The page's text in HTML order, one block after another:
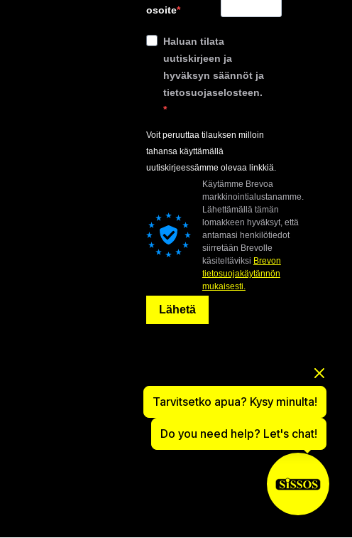
Tarvitsetko apua? Kysy minulta!
Do you need help? Let's chat!
osoite
Haluan tilata
uutiskirjeen ja
hyväksyn säännöt ja
tietosuojaselosteen.
Voit peruuttaa tilauksen milloin
tahansa käyttämällä
uutiskirjeessämme olevaa linkkiä.
Käytämme Brevoa
markkinointialustanamme.
Lähettämällä tämän
lomakkeen hyväksyt, että
antamasi henkilötiedot
siirretään Brevolle
käsiteltäviksi Brevon
tietosuojakäytännön
mukaisesti.
Lähetä